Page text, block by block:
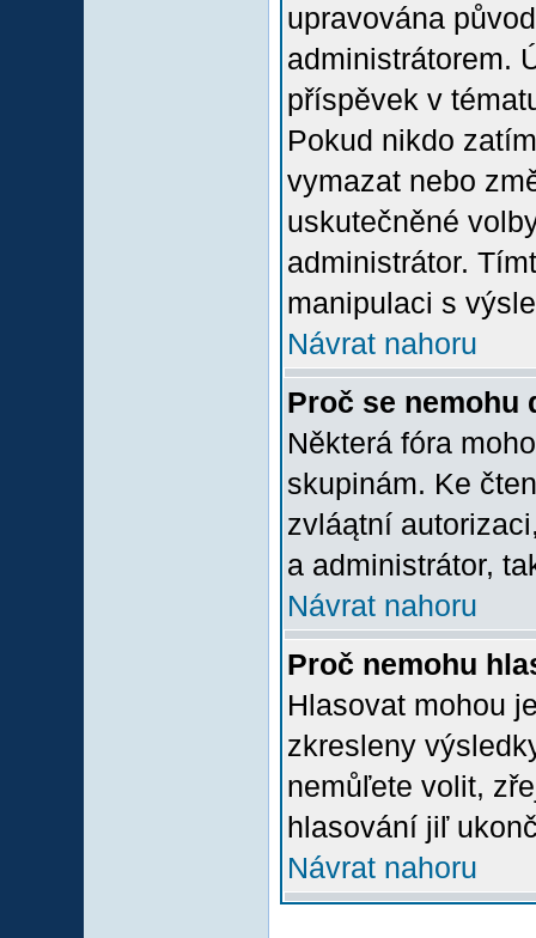
upravována
administrátorem.
příspěvek v
Pokud nikdo
vymazat nebo
uskutečněné
administrátor.
manipulaci s
Návrat nahoru
Proč se nemohu
Některá fóra
skupinám. Ke
zvláątní
a administrátor,
Návrat nahoru
Proč nemohu
Hlasovat mohou
zkresleny
nemůľete volit,
hlasování jiľ
Návrat nahoru